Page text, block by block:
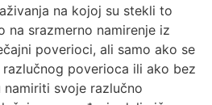
na kojoj su stekli to
na srazmerno namirenje iz
poverioci, ali samo ako se
poverioca ili ako bez
svoje razlučno